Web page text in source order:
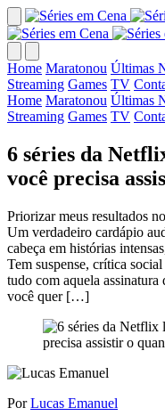
Home Maratonou Últimas
Streaming Games TV
Home Maratonou Últimas
Streaming Games TV
6 séries da
você precisa
Priorizar meus resultados
Um verdadeiro cardápio
cabeça em histórias
Tem suspense, crítica
tudo com aquela
você quer […]
PorLucas Emanuel